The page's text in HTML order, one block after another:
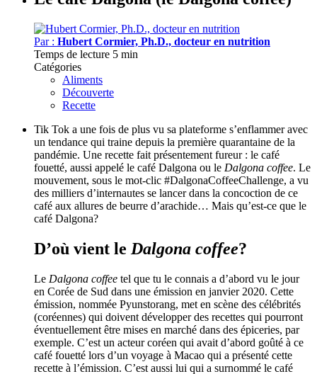
Par : Hubert Cormier, Ph.D., docteur en nutrition
Temps de lecture 5 min
Catégories
Aliments
Découverte
Recette
Tik Tok a une fois de plus vu sa plateforme s’enflammer avec
un tendance qui traine depuis la première quarantaine de la
pandémie. Une recette fait présentement fureur : le café
fouetté, aussi appelé le café Dalgona ou le Dalgona coffee. Le
mouvement, sous le mot-clic #DalgonaCoffeeChallenge, a vu
des milliers d’internautes se lancer dans la concoction de ce
café aux allures de beurre d’arachide… Mais qu’est-ce que le
café Dalgona?
D’où vient le Dalgona coffee?
Le Dalgona coffee tel que tu le connais a d’abord vu le jour
en Corée de Sud dans une émission en janvier 2020. Cette
émission, nommée Pyunstorang, met en scène des célébrités
(coréennes) qui doivent développer des recettes qui pourront
éventuellement être mises en marché dans des épiceries, par
exemple. C’est un acteur coréen qui avait d’abord goûté à ce
café fouetté lors d’un voyage à Macao qui a présenté cette
recette à l’émission. C’est aussi lui qui a surnommé le café